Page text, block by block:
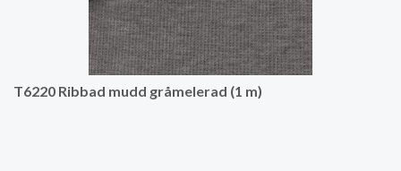
T6220 Ribbad mudd gråmelerad (1 m)